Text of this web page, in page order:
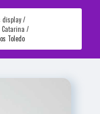
display
Toledo